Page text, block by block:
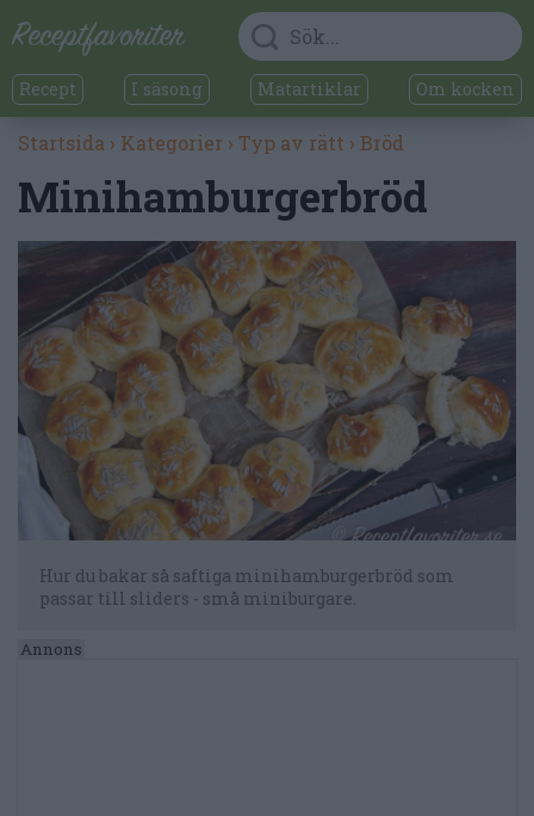
Recept I säsong Matartiklar Om kocken
Startsida › Kategorier › Typ av rätt › Bröd
Minihamburgerbröd
Hur du bakar så saftiga minihamburgerbröd som
passar till sliders - små miniburgare.